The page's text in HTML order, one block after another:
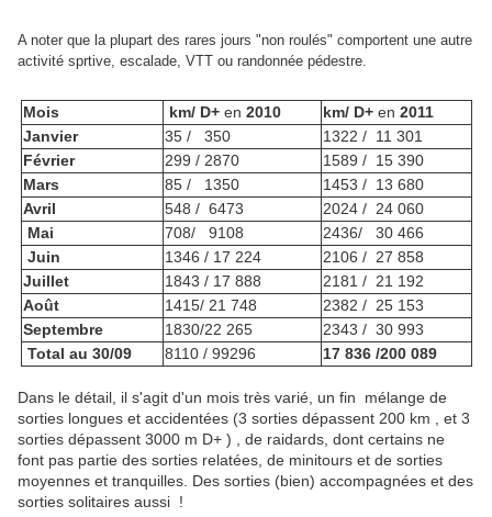
A noter que la plupart des rares jours "non roulés" comportent une autre
activité sprtive, escalade, VTT ou randonnée pédestre.
Mois km/ D+en 2010 km/ D+en 2011
Janvier
35 / 350
1322 / 11 301
Février
299 / 2870
1589 / 15 390
Mars
85 / 1350
1453 / 13 680
Avril
548 / 6473
2024 / 24 060
Mai
708/ 9108
2436/ 30 466
Juin
1346 / 17 224
2106 / 27 858
Juillet
1843 / 17 888
2181 / 21 192
Août
1415/ 21 748
2382 / 25 153
Septembre
1830/22 265
2343 / 30 993
Total au 30/09
8110 / 99296 17 836 /200 089
Dans le détail, il s'agit d'un mois très varié, un fin mélange de
sorties longues et accidentées (3 sorties dépassent 200 km , et 3
sorties dépassent 3000 m D+ ) , de raidards, dont certains ne
font pas partie des sorties relatées, de minitours et de sorties
moyennes et tranquilles. Des sorties (bien) accompagnées et des
sorties solitaires aussi !